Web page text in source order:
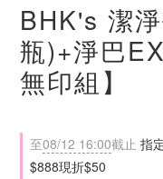
BHK's 潔
瓶)+淨巴
無印組】
至08/12 16:00截止 指
$888現折$50